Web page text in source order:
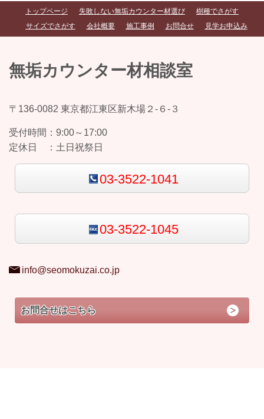
トップページ 失敗しない無垢カウンター材選び
樹種でさがす
サイズでさがす
会社概要 施工事例 お問合せ 見学お申込み
無垢カウンター材相談室
〒136-0082 東京都江東区新木場２-６-３
受付時間： 9:00～17:00
定休日 ： 土日祝祭日
03-3522-1041
03-3522-1045
info@seomokuzai.co.jp
お問合せはこちら